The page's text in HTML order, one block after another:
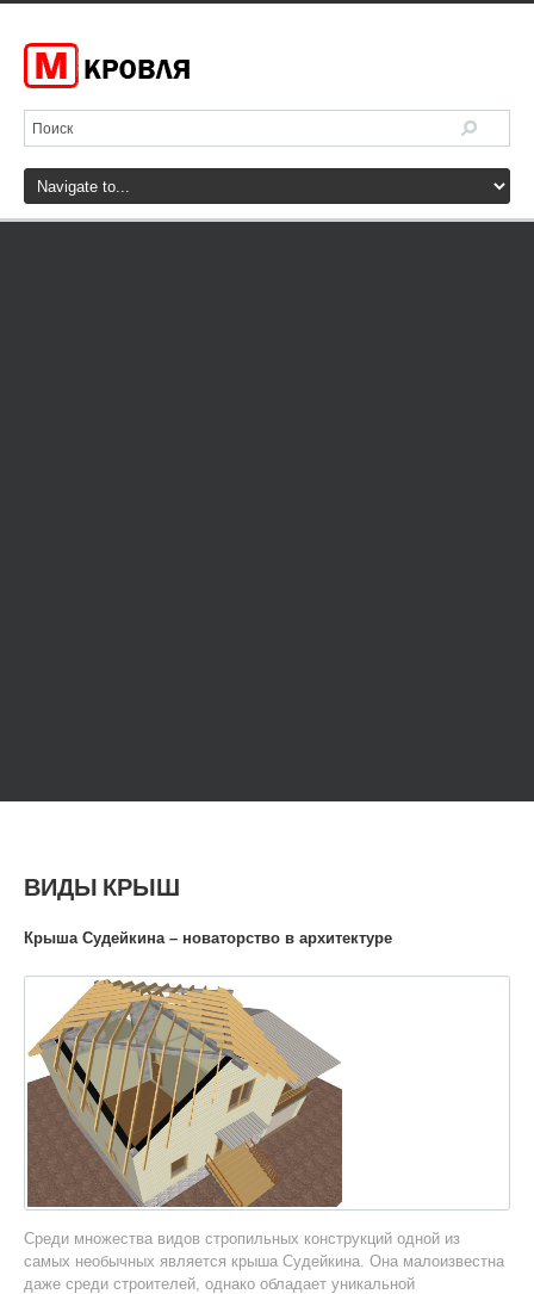
ВИДЫ КРЫШ
Крыша Судейкина – новаторство в архитектуре
Среди множества видов стропильных конструкций одной из
самых необычных является крыша Судейкина. Она малоизвестна
даже среди строителей, однако обладает уникальной